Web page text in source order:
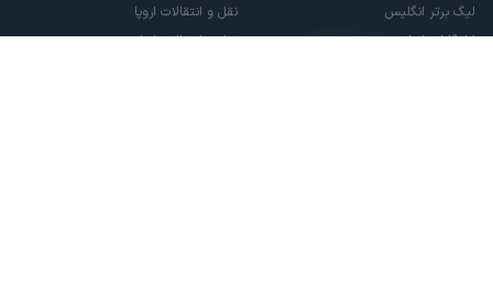
لیگ برتر انگلیس
لالیگا اسپانیا
نقل و انتقالات اروپا
نقل و انتقالات ایران